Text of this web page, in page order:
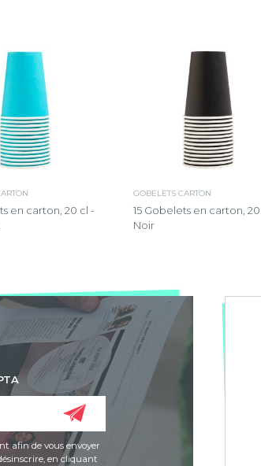
en carton, 20 cl -
GOBELETS CARTON
15 Gobelets en carton,
Noir
afin de vous envoyer
en cliquant